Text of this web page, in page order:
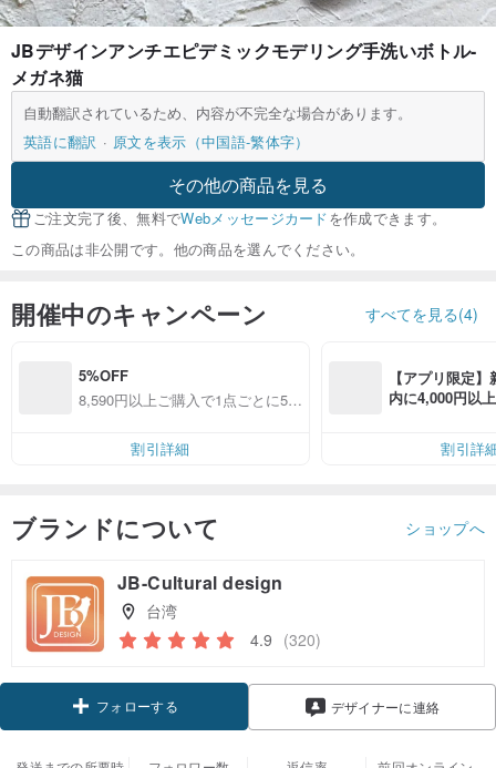
JBデザインアンチエピデミックモデリング手洗いボトル-
メガネ猫
自動翻訳されているため、内容が不完全な場合があります。
英語に翻訳
原文を表示（中国語-繁体字）
その他の商品を見る
ご注文完了後、無料でWebメッセージカードを作成できます。
この商品は非公開です。他の商品を選んでください。
開催中のキャンペーン すべてを見る(4)
5%OFF
8,590円以上ご購入で1点ごとに5%
割引詳細
【アプリ限定
内に4,000円以
割引詳
ブランドについて ショップへ
JB-Cultural design
台湾
4.9 (320)
フォローする デザイナーに連絡